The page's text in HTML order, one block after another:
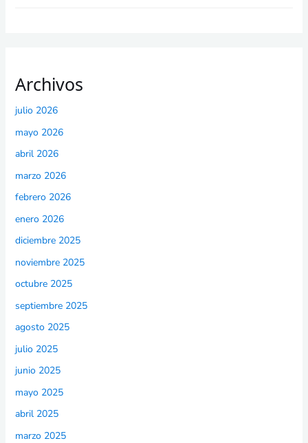
Archivos
julio 2026
mayo 2026
abril 2026
marzo 2026
febrero 2026
enero 2026
diciembre 2025
noviembre 2025
octubre 2025
septiembre 2025
agosto 2025
julio 2025
junio 2025
mayo 2025
abril 2025
marzo 2025